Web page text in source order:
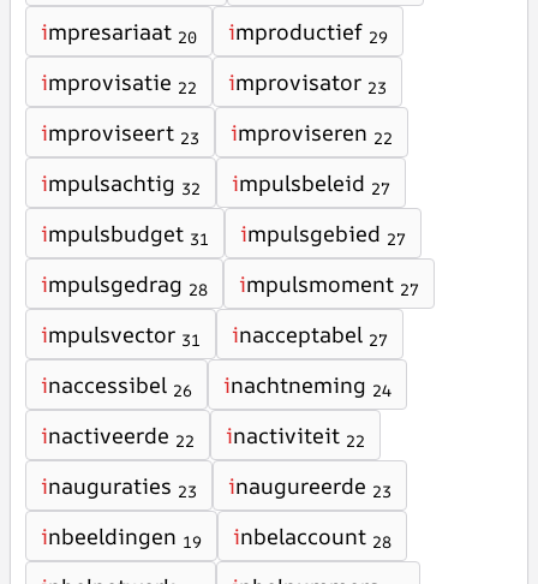
impresariaat 20 improductief 29
improvisatie 22 improvisator 23
improviseert 23 improviseren 22
impulsachtig 32 impulsbeleid 27
impulsbudget 31 impulsgebied 27
impulsgedrag 28 impulsmoment 27
impulsvector 31 inacceptabel 27
inaccessibel 26 inachtneming 24
inactiveerde 22 inactiviteit 22
inauguraties 23 inaugureerde 23
inbeeldingen 19 inbelaccount 28